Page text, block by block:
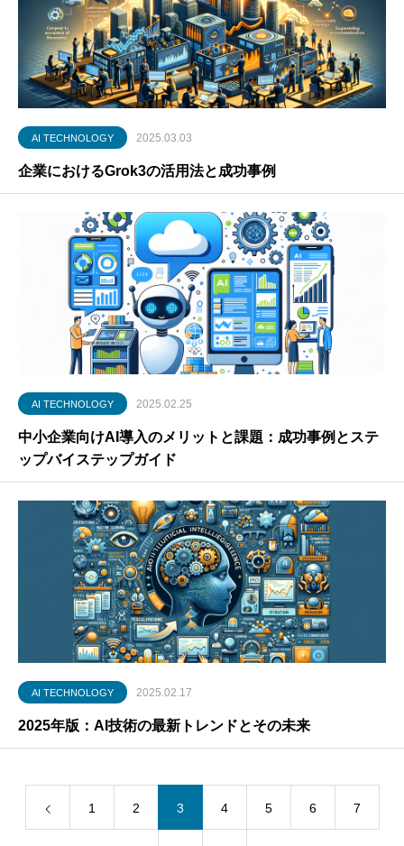
AI TECHNOLOGY 2025.03.03
企業におけるGrok3の活用法と成功事例
AI TECHNOLOGY 2025.02.25
中小企業向けAI導入のメリットと課題：成功事例とステ
ップバイステップガイド
AI TECHNOLOGY 2025.02.17
2025年版：AI技術の最新トレンドとその未来
1 2 3 4 5 6 7